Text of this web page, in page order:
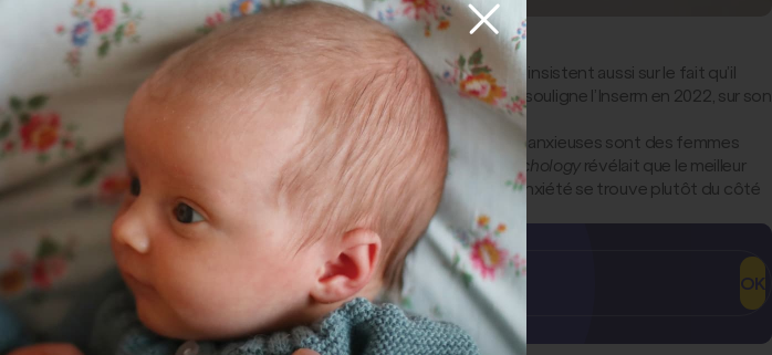
des catastrophes environnementales
». Mais de nombreux experts insistent aussi sur le fait qu’il
Il conviendrait donc de ne pas pathologiser l’écoanxiété», souligne l’Inserm en 2022, sur son
montré que les personnes les plus susceptibles de se déclarer écoanxieuses sont des femmes
particulier. Enfin, une étude parue en 2022 dans
Current Psychology révélait que le meilleur
le bouleversement climatique. Autrement dit, la réponse à l’écoanxiété se trouve plutôt du côté
sur toutes les maladies…
OK